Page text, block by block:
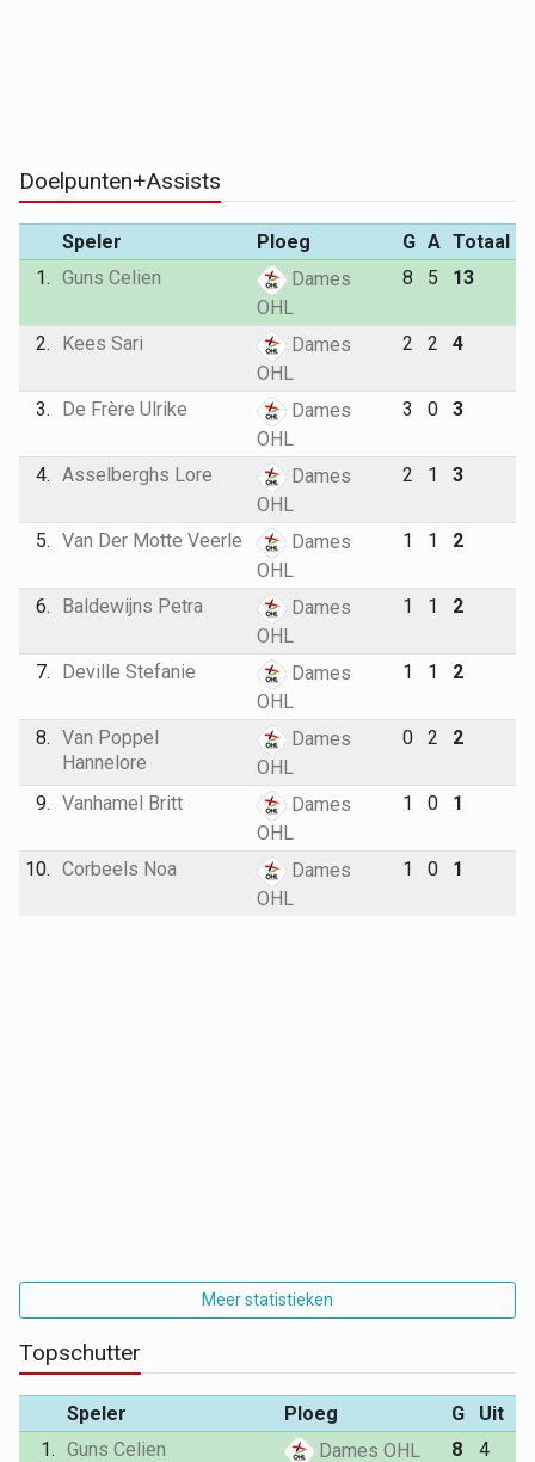
Doelpunten+Assists
Speler Ploeg G A Totaal
1. Guns Celien
Dames
OHL
8 5 13
2. Kees Sari
Dames
OHL
2 2 4
3. De Frère Ulrike
Dames
OHL
3 0 3
4. Asselberghs Lore
Dames
OHL
2 1 3
5. Van Der Motte Veerle
Dames
OHL
1 1 2
6. Baldewijns Petra
Dames
OHL
1 1 2
7. Deville Stefanie
Dames
OHL
1 1 2
8. Van Poppel
Hannelore
Dames
OHL
0 2 2
9. Vanhamel Britt
Dames
OHL
1 0 1
10. Corbeels Noa
Dames
OHL
1 0 1
Meer statistieken
Topschutter
Speler Ploeg G
Uit
1. Guns Celien Dames OHL 8
4